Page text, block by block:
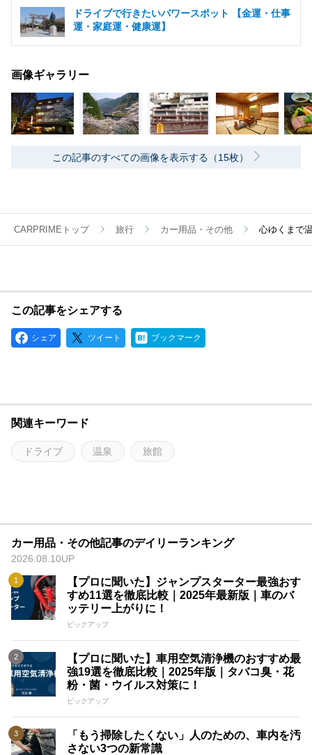
ドライブで行きたいパワースポット 【金運・仕事
運・家庭運・健康運】
画像ギャラリー
この記事のすべての画像を表示する（15枚）
CARPRIMEトップ 旅行 カー用品・その他 心ゆくまで
この記事をシェアする
シェア ツイート ブックマーク
関連キーワード
ドライブ 温泉 旅館
カー用品・その他記事のデイリーランキング
2026.08.10UP
【プロに聞いた】ジャンプスターター最強おす
すめ11選を徹底比較｜2025年最新版｜車のバ
ッテリー上がりに！
ピックアップ
【プロに聞いた】車用空気清浄機のおすすめ最
強19選を徹底比較｜2025年版｜タバコ臭・花
粉・菌・ウイルス対策に！
ピックアップ
「もう掃除したくない」人のための、車内を汚
さない3つの新常識